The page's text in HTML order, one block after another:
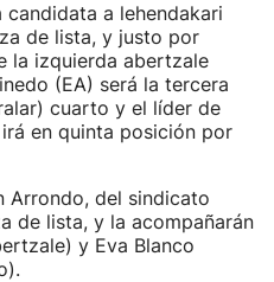
a lehendakari
de lista, y justo por
la izquierda abertzale
(EA) será la tercera
cuarto y el líder de
en quinta posición por
Arrondo, del sindicato
de lista, y la acompañarán
y Eva Blanco